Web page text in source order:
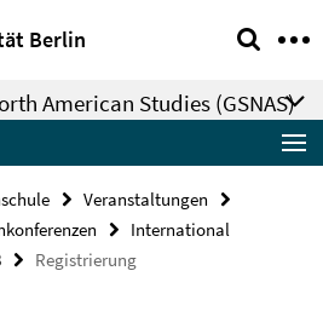
Berlin
American Studies (GSNAS)
Veranstaltungen
International
Registrierung